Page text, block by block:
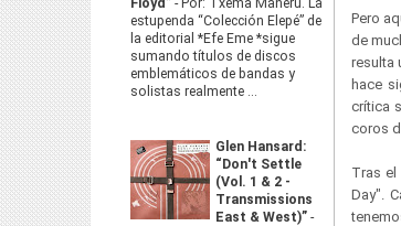
Floyd” - Por: Txema Mañeru. La
estupenda “Colección Elepé” de
la editorial *Efe Eme *sigue
sumando títulos de discos
emblemáticos de bandas y
solistas realmente ...
Glen Hansard:
“Don't Settle
(Vol. 1 & 2 -
Transmissions
East & West)” -
Pero
de
resulta
hace
crítica
coros
Tras
Day".